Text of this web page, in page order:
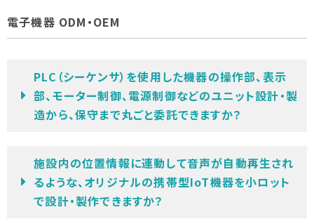
電子機器 ODM・OEM
PLC（シーケンサ）を使用した機器の操作部、表示
部、モーター制御、電源制御などのユニット設計・製
造から、保守まで丸ごと委託できますか？
施設内の位置情報に連動して音声が自動再生され
るような、オリジナルの携帯型IoT機器を小ロット
で設計・製作できますか？